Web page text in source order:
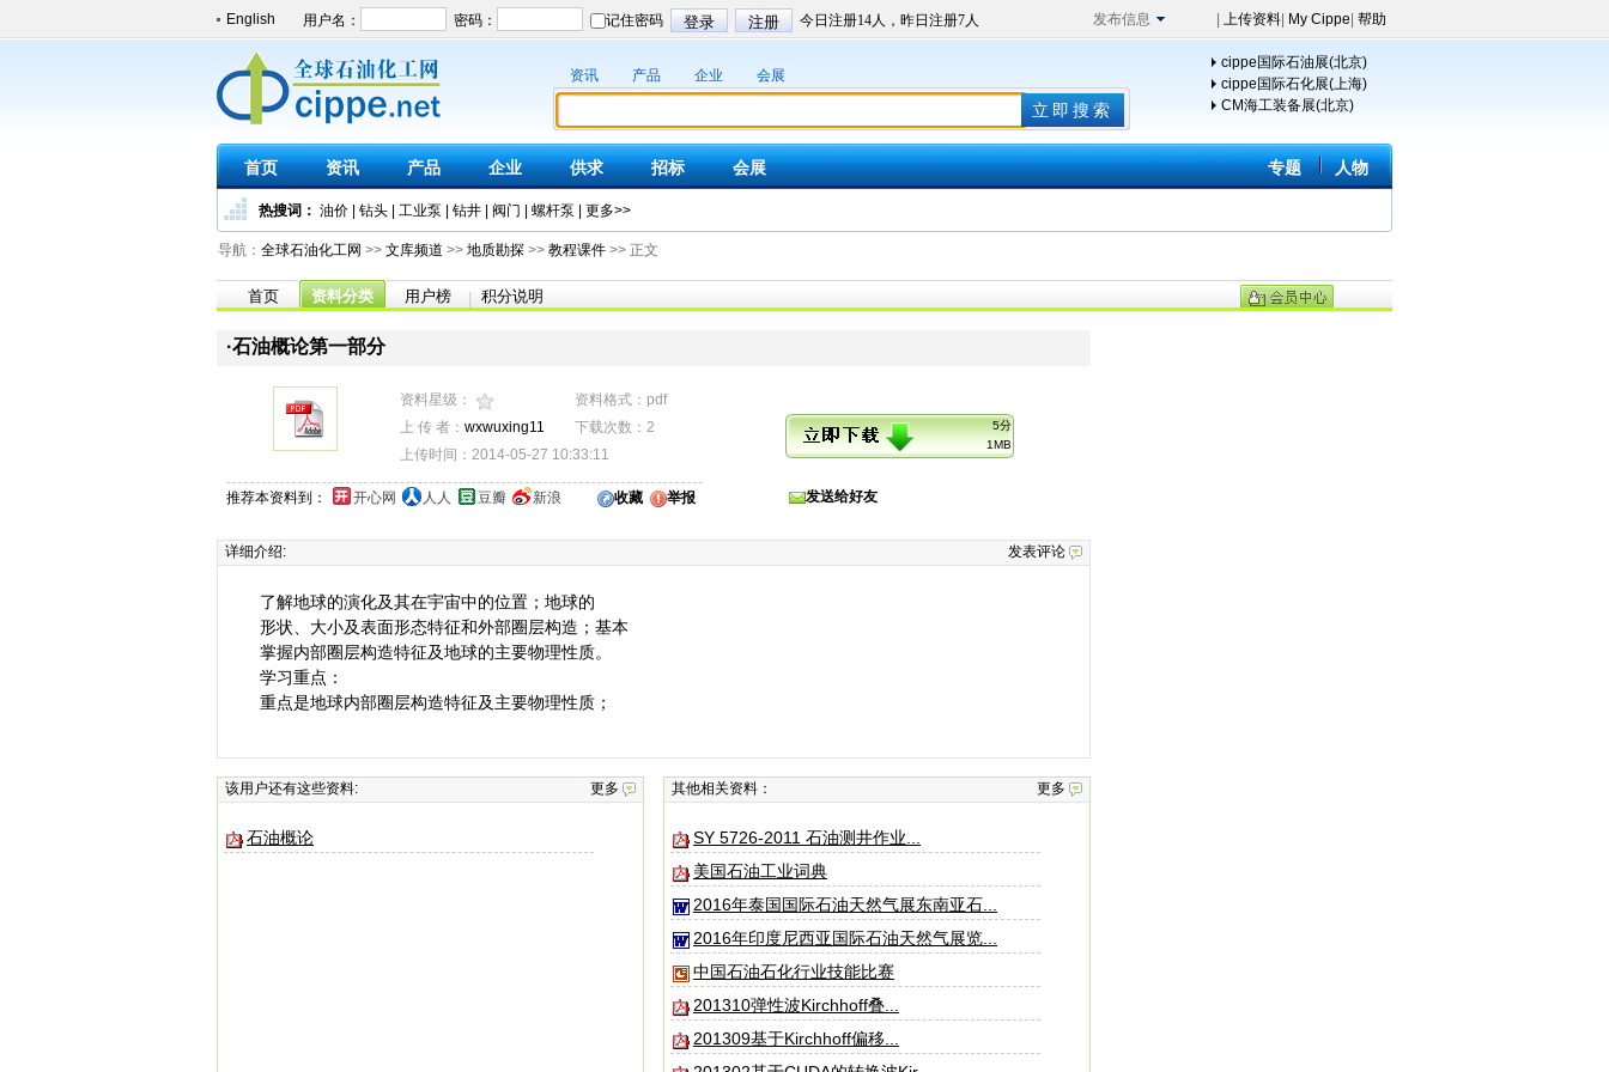
English 发布信息 上传资料 My Cippe 帮助
资讯 产品 企业 会展
cippe国际石油展(北京)
cippe国际石化展(上海)
CM海工装备展(北京)
首页 资讯 产品 企业 供求 招标 会展 专题 人物
热搜词： 油价| 钻头| 工业泵 钻井| 阀门 螺杆泵 更多>>
导航： 全球石油化工网 >> 文库频道 >> 地质勘探>> 教程课件>> 正文
首页 资料分类 用户榜 积分说明
·石油概论第一部分
资料星级：
资料格式：pdf
上 传 者： wxwuxing11
下载次数：2
上传时间：2014-05-27 10:33:11
5分
1MB
推荐本资料到： 开心网 人人 豆瓣 新浪 收藏 举报 发送给好友
详细介绍: 发表评论
了解地球的演化及其在宇宙中的位置；地球的
形状、大小及表面形态特征和外部圈层构造；基本
掌握内部圈层构造特征及地球的主要物理性质。
学习重点：
重点是地球内部圈层构造特征及主要物理性质；
该用户还有这些资料: 更多
石油概论
其他相关资料： 更多
SY 5726-2011 石油测井作业...
美国石油工业词典
2016年泰国国际石油天然气展东南亚石...
2016年印度尼西亚国际石油天然气展览...
中国石油石化行业技能比赛
201310弹性波Kirchhoff叠...
201309基于Kirchhoff偏移...